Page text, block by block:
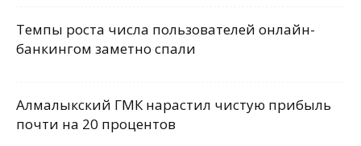
Темпы роста числа пользователей онлайн-
банкингом заметно спали
Алмалыкский ГМК нарастил чистую прибыль
почти на 20 процентов